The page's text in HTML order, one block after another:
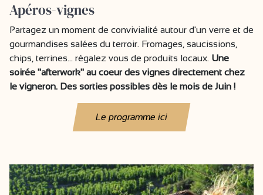
Apéros-vignes
Partagez un moment de convivialité autour d'un verre et de
gourmandises salées du terroir. Fromages, saucissions,
chips, terrines... régalez vous de produits locaux. Une
soirée "afterwork" au coeur des vignes directement chez
le vigneron. Des sorties possibles dès le mois de Juin !
Le programme ici